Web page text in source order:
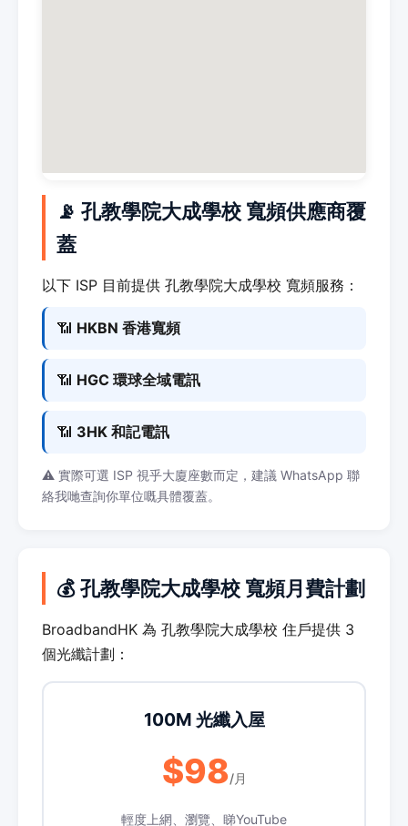
📡 孔教學院大成學校 寬頻供應商覆
蓋
以下 ISP 目前提供 孔教學院大成學校 寬頻服務：
📶 HKBN 香港寬頻
📶 HGC 環球全域電訊
📶 3HK 和記電訊
⚠️ 實際可選 ISP 視乎大廈座數而定，建議 WhatsApp 聯
絡我哋查詢你單位嘅具體覆蓋。
💰 孔教學院大成學校 寬頻月費計劃
BroadbandHK 為 孔教學院大成學校 住戶提供 3
個光纖計劃：
100M 光纖入屋
$98/月
輕度上網、瀏覽、睇YouTube